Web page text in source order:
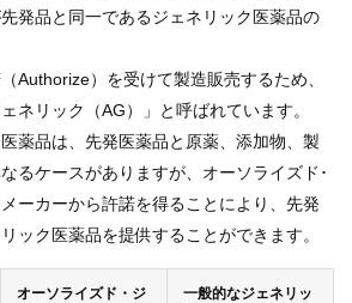
発品と同一であるジェネリック医薬品の
Authorize）を受けて製造販売するため、
ネリック（AG）」と呼ばれています。
薬品は、先発医薬品と原薬、添加物、製
るケースがありますが、オーソライズド･
ーカーから許諾を得ることにより、先発
ック医薬品を提供することができます。
オーソライズド・ジ
一般的なジェネリッ